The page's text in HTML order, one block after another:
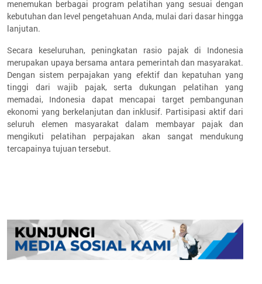
menemukan berbagai program pelatihan yang sesuai dengan
kebutuhan dan level pengetahuan Anda, mulai dari dasar hingga
lanjutan.
Secara keseluruhan, peningkatan rasio pajak di Indonesia
merupakan upaya bersama antara pemerintah dan masyarakat.
Dengan sistem perpajakan yang efektif dan kepatuhan yang
tinggi dari wajib pajak, serta dukungan pelatihan yang
memadai, Indonesia dapat mencapai target pembangunan
ekonomi yang berkelanjutan dan inklusif. Partisipasi aktif dari
seluruh elemen masyarakat dalam membayar pajak dan
mengikuti pelatihan perpajakan akan sangat mendukung
tercapainya tujuan tersebut.